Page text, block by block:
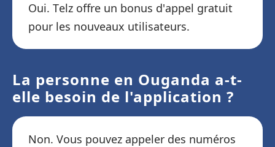
Oui. Telz offre un bonus d'appel gratuit
pour les nouveaux utilisateurs.
La personne en Ouganda a-t-
elle besoin de l'application ?
Non. Vous pouvez appeler des numéros